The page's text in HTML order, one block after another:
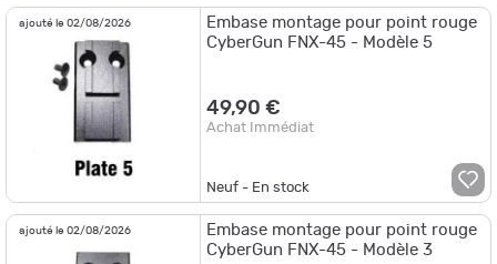
ajouté le 02/08/2026
Embase montage pour point rouge
CyberGun FNX-45 - Modèle 5
49,90 €
Achat Immédiat
Neuf - En stock
ajouté le 02/08/2026
Embase montage pour point rouge
CyberGun FNX-45 - Modèle 3